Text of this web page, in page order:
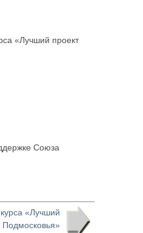
«Лучший проект
Союза
«Лучший
Подмосковья»